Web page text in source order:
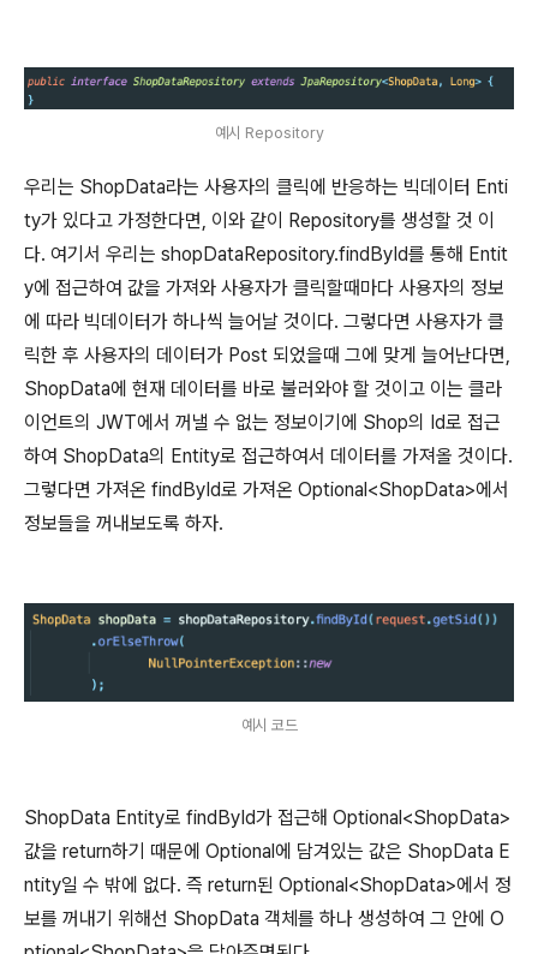
예시 Repository
우리는 ShopData라는 사용자의 클릭에 반응하는 빅데이터 Enti
ty가 있다고 가정한다면, 이와 같이 Repository를 생성할 것 이
다. 여기서 우리는 shopDataRepository.findById를 통해 Entit
y에 접근하여 값을 가져와 사용자가 클릭할때마다 사용자의 정보
에 따라 빅데이터가 하나씩 늘어날 것이다. 그렇다면 사용자가 클
릭한 후 사용자의 데이터가 Post 되었을때 그에 맞게 늘어난다면,
ShopData에 현재 데이터를 바로 불러와야 할 것이고 이는 클라
이언트의 JWT에서 꺼낼 수 없는 정보이기에 Shop의 Id로 접근
하여 ShopData의 Entity로 접근하여서 데이터를 가져올 것이다.
그렇다면 가져온 findById로 가져온 Optional<ShopData>에서
정보들을 꺼내보도록 하자.
예시 코드
ShopData Entity로 findById가 접근해 Optional<ShopData>
값을 return하기 때문에 Optional에 담겨있는 값은 ShopData E
ntity일 수 밖에 없다. 즉 return된 Optional<ShopData>에서 정
보를 꺼내기 위해선 ShopData 객체를 하나 생성하여 그 안에 O